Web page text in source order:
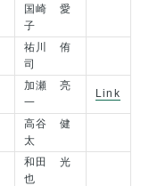
国崎 愛
子
祐川 侑
司
加瀬 亮
一
Link
高谷 健
太
和田 光
也